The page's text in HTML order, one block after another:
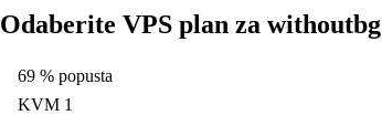
Odaberite VPS plan za withoutbg
69 % popusta
KVM 1